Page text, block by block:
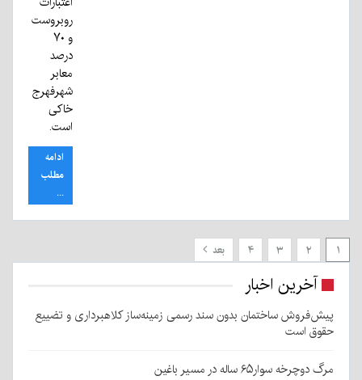
روبروست
و ۷۰
درصد
معابر
شهرفهرج
خاکی
است.
ادامه
مطلب
...
۱ ۲ ۳ ۴ بعد
آخرین اخبار
پیش‌فروش ساختمان بدون سند رسمی زمینه‌ساز کلاهبرداری و تضییع
حقوق است
مرگ دوچرخه سوار۶۵ ساله در مسیر باغین